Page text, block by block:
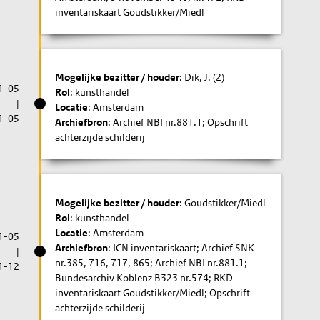
inventariskaart Goudstikker/Miedl
05
|
05
Mogelijke bezitter / houder: Dik, J. (2)
Rol: kunsthandel
Locatie: Amsterdam
Archiefbron: Archief NBI nr.881.1; Opschrift
achterzijde schilderij
05
|
12
Mogelijke bezitter / houder: Goudstikker/Miedl
Rol: kunsthandel
Locatie: Amsterdam
Archiefbron: ICN inventariskaart; Archief SNK
nr.385, 716, 717, 865; Archief NBI nr.881.1;
Bundesarchiv Koblenz B323 nr.574; RKD
inventariskaart Goudstikker/Miedl; Opschrift
achterzijde schilderij